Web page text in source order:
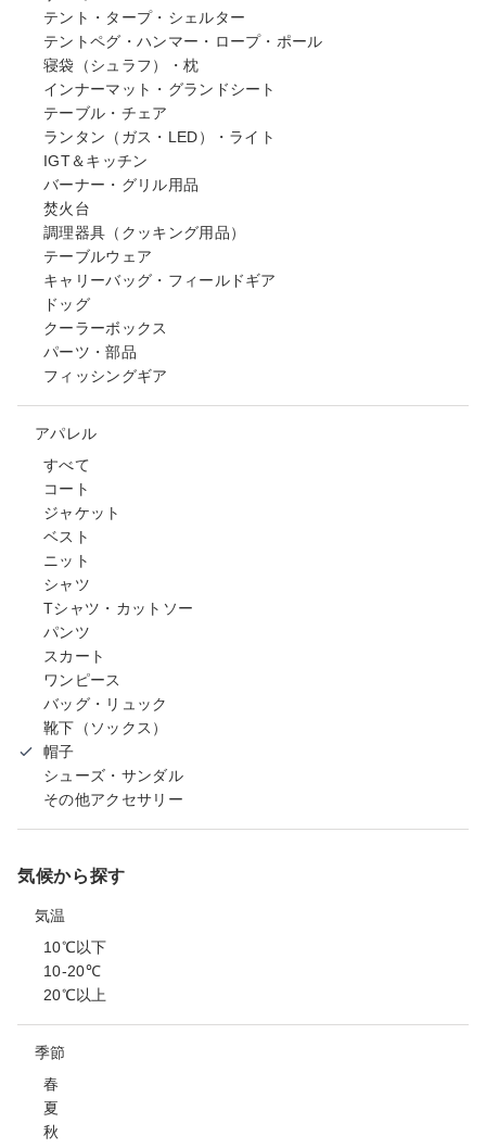
テント・タープ・シェルター
テントペグ・ハンマー・ロープ・ポール
寝袋（シュラフ）・枕
インナーマット・グランドシート
テーブル・チェア
ランタン（ガス・LED）・ライト
IGT＆キッチン
バーナー・グリル用品
焚火台
調理器具（クッキング用品）
テーブルウェア
キャリーバッグ・フィールドギア
ドッグ
クーラーボックス
パーツ・部品
フィッシングギア
アパレル
すべて
コート
ジャケット
ベスト
ニット
シャツ
Tシャツ・カットソー
パンツ
スカート
ワンピース
バッグ・リュック
靴下（ソックス）
帽子
シューズ・サンダル
その他アクセサリー
気候から探す
気温
10℃以下
10-20℃
20℃以上
季節
春
夏
秋